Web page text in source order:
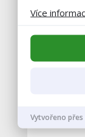
Více
Vytvořeno